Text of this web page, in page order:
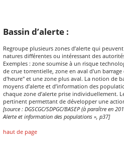
Bassin d’alerte :
Regroupe plusieurs zones d’alerte qui
natures différentes ou intéressant des
Exemples : zone soumise à un risque
de crue torrentielle, zone en aval d'un
d'heure" et une zone plus aval. La notion de
moyens d’alerte et d’information des
chaque zone d’alerte prise individuellement.
pertinent permettant de développer une
[source : DGSCGC/SDPGC/BASEP (à paraître en
Alerte et information des populations », p37]
haut de page